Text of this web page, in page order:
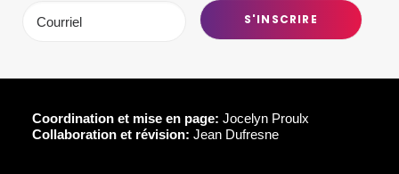
Coordination et mise en page: Jocelyn Proulx
Collaboration et révision: Jean Dufresne